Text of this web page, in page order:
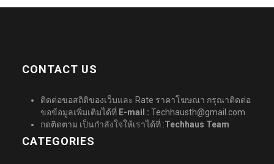
CONTACT US
ติดต่อขอสถิติของเว็บและ Rate ราคาโฆษณา กรุณาติดต่อ
ขอข้อมูลเพิ่มเติมได้ที่ E-mail : Techhausth@gmail.com
กดติดตาม เป็นกำลังใจให้เราได้ที่ :Techhaus Team
CATEGORIES